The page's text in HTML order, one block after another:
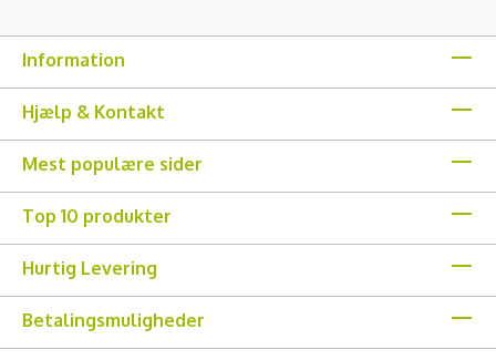
Information
Hjælp & Kontakt
Mest populære sider
Top 10 produkter
Hurtig Levering
Betalingsmuligheder